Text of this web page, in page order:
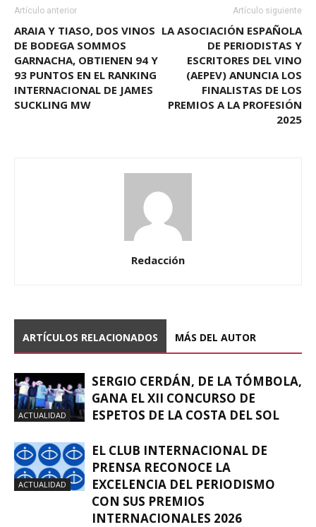
Artículo anterior
ARAIA Y TIASO, DOS VINOS
DE BODEGA SOMMOS
GARNACHA, OBTIENEN 94 Y
93 PUNTOS EN EL RANKING
INTERNACIONAL DE JAMES
SUCKLING MW
Artículo siguiente
LA ASOCIACIÓN ESPAÑOLA
DE PERIODISTAS Y
ESCRITORES DEL VINO
(AEPEV) ANUNCIA LOS
FINALISTAS DE LOS
PREMIOS A LA PROFESIÓN
2025
Redacción
ARTÍCULOS RELACIONADOS MÁS DEL AUTOR
ACTUALIDAD
SERGIO CERDÁN, DE LA TÓMBOLA,
GANA EL XII CONCURSO DE
ESPETOS DE LA COSTA DEL SOL
ACTUALIDAD
EL CLUB INTERNACIONAL DE
PRENSA RECONOCE LA
EXCELENCIA DEL PERIODISMO
CON SUS PREMIOS
INTERNACIONALES 2026